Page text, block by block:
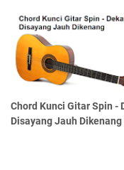
Chord Kunci Gitar Spin -
Disayang Jauh Dikenang